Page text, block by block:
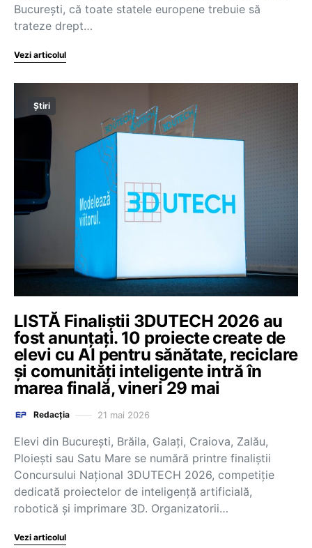
București, că toate statele europene trebuie să
trateze drept…
Vezi articolul
Știri
LISTĂ Finaliștii 3DUTECH 2026 au
fost anunțați. 10 proiecte create de
elevi cu AI pentru sănătate, reciclare
și comunități inteligente intră în
marea finală, vineri 29 mai
Redacția 21 mai 2026
Elevi din București, Brăila, Galați, Craiova, Zalău,
Ploiești sau Satu Mare se numără printre finaliștii
Concursului Național 3DUTECH 2026, competiție
dedicată proiectelor de inteligență artificială,
robotică și imprimare 3D. Organizatorii…
Vezi articolul